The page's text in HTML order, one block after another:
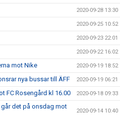
2020-09-28 13:30
2020-09-25 10:52
2020-09-23 22:01
2020-09-22 16:02
mot Nike 2020-09-19 18:52
nya bussar till ÄFF 2020-09-19 06:21
FC Rosengård kl 16.00 2020-09-18 09:33
går det på onsdag mot
2020-09-14 10:40